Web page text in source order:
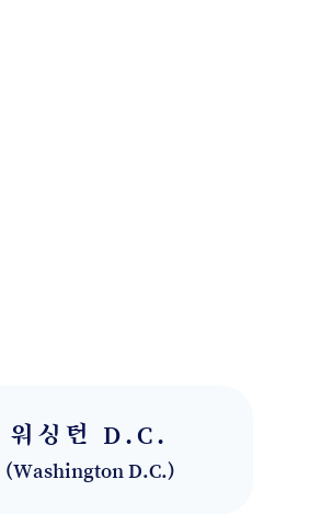
워싱턴 D.C.
(Washington D.C.)